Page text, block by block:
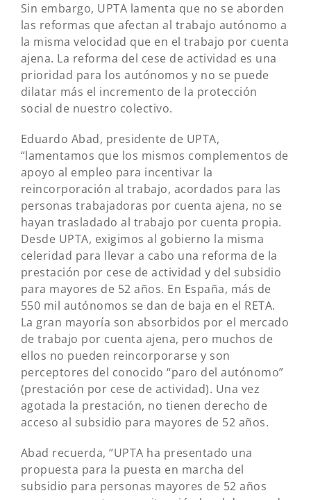
Sin embargo, UPTA lamenta que no se aborden
las reformas que afectan al trabajo autónomo a
la misma velocidad que en el trabajo por cuenta
ajena. La reforma del cese de actividad es una
prioridad para los autónomos y no se puede
dilatar más el incremento de la protección
social de nuestro colectivo.
Eduardo Abad, presidente de UPTA,
“lamentamos que los mismos complementos de
apoyo al empleo para incentivar la
reincorporación al trabajo, acordados para las
personas trabajadoras por cuenta ajena, no se
hayan trasladado al trabajo por cuenta propia.
Desde UPTA, exigimos al gobierno la misma
celeridad para llevar a cabo una reforma de la
prestación por cese de actividad y del subsidio
para mayores de 52 años. En España, más de
550 mil autónomos se dan de baja en el RETA.
La gran mayoría son absorbidos por el mercado
de trabajo por cuenta ajena, pero muchos de
ellos no pueden reincorporarse y son
perceptores del conocido “paro del autónomo”
(prestación por cese de actividad). Una vez
agotada la prestación, no tienen derecho de
acceso al subsidio para mayores de 52 años.
Abad recuerda, “UPTA ha presentado una
propuesta para la puesta en marcha del
subsidio para personas mayores de 52 años